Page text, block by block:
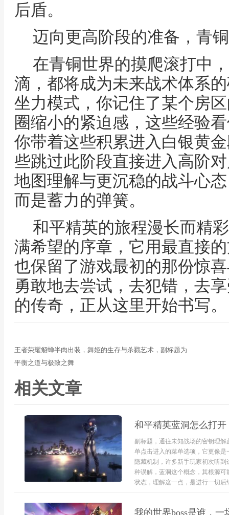
后盾。
迈向更高阶段的准备，青
在青铜世界的摸爬滚打中
滴，都将成为未来战术体系
坐力模式，你记住了某个房
圈缩小的紧迫感，这些经验
你带着这些积累进入白银黄
些跳过此阶段直接进入高阶
地图理解与更沉稳的战斗心
而是蓄力的弹簧。
和平精英的旅程漫长而精
满希望的序章，它用最直接
也保留了游戏最初的那份惊
勇敢地去尝试，去犯错，去
的传奇，正从这里开始书写。
王者荣耀貂蝉半肉出装，舞姬的生存与杀戮艺术，副标题为
平衡之道与极致之舞
相关文章
和平精英蓝洞怎么打
副标题，通往未知战场的密钥理
单点击进入的菜单选项，它更像
隐藏机制，许多新手玩家初次听
种误解，蓝洞这个概念，其根源
状态，理解这一点，是进行一切后
我的世界boss是谁，